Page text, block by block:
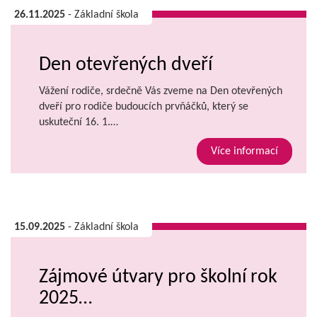
26.11.2025 - Základní škola
Den otevřených dveří
Vážení rodiče, srdečně Vás zveme na Den otevřených
dveří pro rodiče budoucích prvňáčků, který se
uskuteční 16. 1.…
Více informací
15.09.2025 - Základní škola
Zájmové útvary pro školní rok
2025…